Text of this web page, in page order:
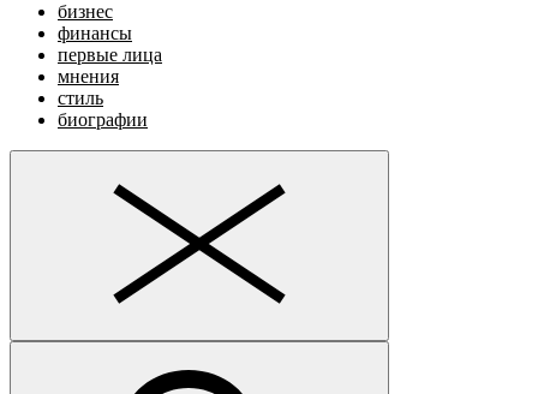
бизнес
финансы
первые лица
мнения
стиль
биографии